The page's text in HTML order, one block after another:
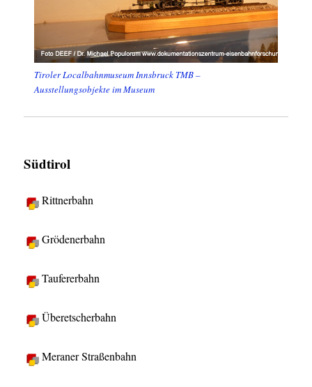
Tiroler Localbahnmuseum Innsbruck TMB –
Ausstellungsobjekte im Museum
Südtirol
Rittnerbahn
Grödenerbahn
Taufererbahn
Überetscherbahn
Meraner Straßenbahn